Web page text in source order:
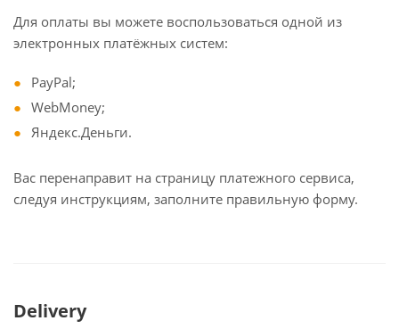
Для оплаты вы можете воспользоваться одной из
электронных платёжных систем:
PayPal;
WebMoney;
Яндекс.Деньги.
Вас перенаправит на страницу платежного сервиса,
следуя инструкциям, заполните правильную форму.
Delivery